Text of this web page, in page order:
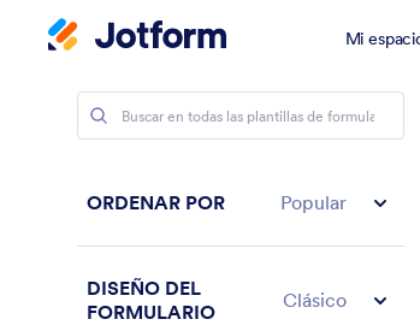
Mi
ORDENAR POR Popular
DISEÑO DEL
FORMULARIO
Clásico